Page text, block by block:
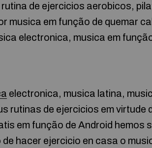
de ejercicios aerobicos,
musica em função de quemar
electronica, musica em
electronica, musica latina,
rutinas de ejercicios em virtude
em função de Android hemos
hacer ejercicio en casa o